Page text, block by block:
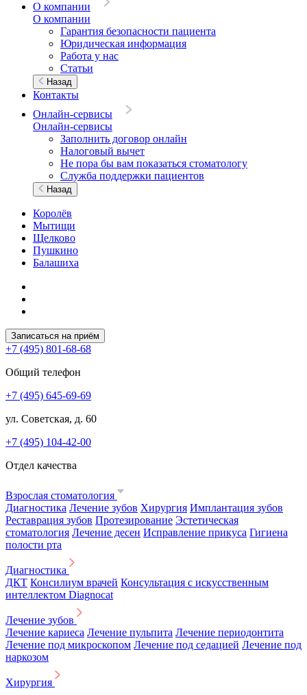
О компании
О компании
Гарантия безопасности пациента
Юридическая информация
Работа у нас
Статьи
Назад
Контакты
Онлайн-сервисы
Онлайн-сервисы
Заполнить договор онлайн
Налоговый вычет
Не пора бы вам показаться стоматологу
Служба поддержки пациентов
Назад
Королёв
Мытищи
Щелково
Пушкино
Балашиха
Записаться на приём
+7 (495) 801-68-68
Общий телефон
+7 (495) 645-69-69
ул. Советская, д. 60
+7 (495) 104-42-00
Отдел качества
Взрослая стоматология
Диагностика Лечение зубов Хирургия Имплантация зубов
Реставрация зубов Протезирование Эстетическая
стоматология Лечение десен Исправление прикуса Гигиена
полости рта
Диагностика
ДКТ Консилиум врачей Консультация с искусственным
интеллектом Diagnocat
Лечение зубов
Лечение кариеса Лечение пульпита Лечение периодонтита
Лечение под микроскопом Лечение под седацией Лечение под
наркозом
Хирургия